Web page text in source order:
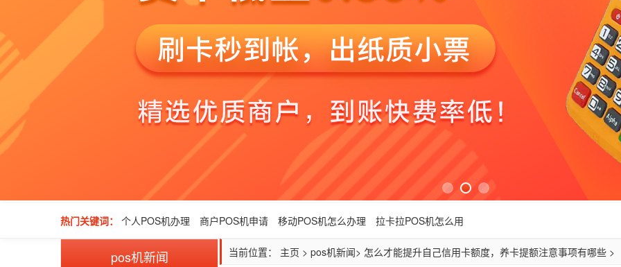
热门关键词： 个人POS机办理 商户POS机申请 移动POS机怎么办理 拉卡拉POS机怎么用
pos机新闻 当前位置： 主页 > pos机新闻> 怎么才能提升自己信用卡额度，养卡提额注意事项有哪些 >